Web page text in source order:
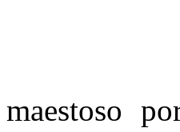
maestoso